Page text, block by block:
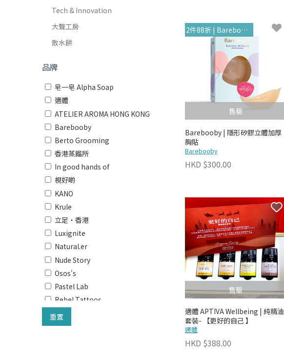
Tech & Innovation
大聲工房
散水餅
品牌
皂一皂 Alpha Soap
適體
ATELIER AROMA HONG KONG
Barebooby
Berto Grooming
香港蒸餾所
In good hands of
梘好啲
KANO
Krule
立足・香港
Luxignite
Natural.er
Nude Story
Osos's
Pastel Lab
Rebel Tattoos
籽曰
Signature
重置
售罄
2件88折 | Barebooby
Barebooby | 隱形矽膠立體加厚
胸貼
Barebooby
HKD $300.00
售罄
適體 APTIVA Wellbeing | 純精油
套裝- 【更好的自己 】
適體
HKD $388.00